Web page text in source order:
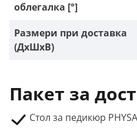
облегалка [°]
Размери при доставка
(ДxШxВ)
Пакет за
Стол за педикюр